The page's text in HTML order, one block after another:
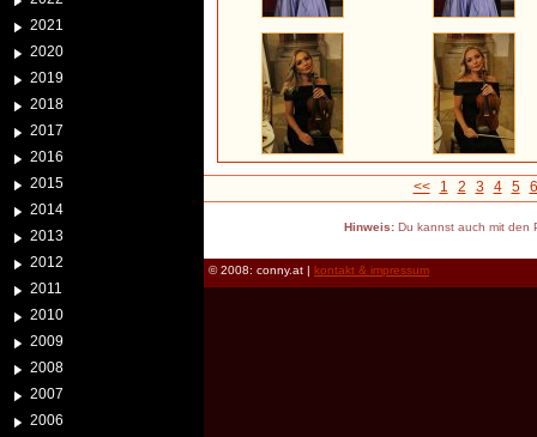
2021
2020
2019
2018
2017
2016
2015
2014
2013
2012
2011
2010
2009
2008
2007
2006
<< 1 2 3 4 5 6
Hinweis:Du kannst auch mit den
© 2008: conny.at | kontakt & impressum